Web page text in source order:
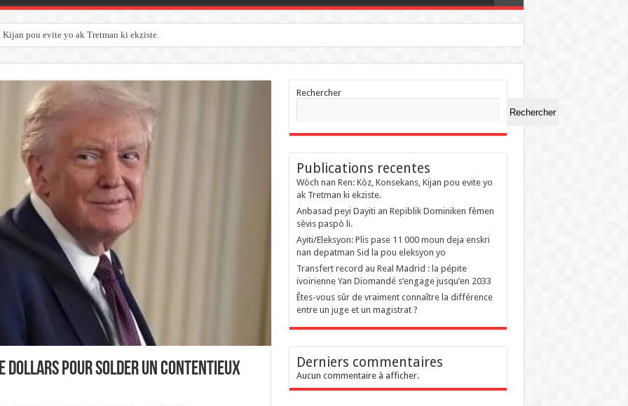
Kijan pou evite yo ak Tretman ki ekziste.
dollars pour solder un contentieux
Rechercher
Rechercher
Publications recentes
Wòch nan Ren: Kòz, Konsekans, Kijan pou evite yo
ak Tretman ki ekziste.
Anbasad peyi Dayiti an Repiblik Dominiken fèmen
sèvis paspò li.
Ayiti/Eleksyon: Plis pase 11 000 moun deja enskri
nan depatman Sid la pou eleksyon yo
Transfert record au Real Madrid : la pépite
ivoirienne Yan Diomandé s’engage jusqu’en 2033
Êtes-vous sûr de vraiment connaître la différence
entre un juge et un magistrat ?
Derniers commentaires
Aucun commentaire à afficher.